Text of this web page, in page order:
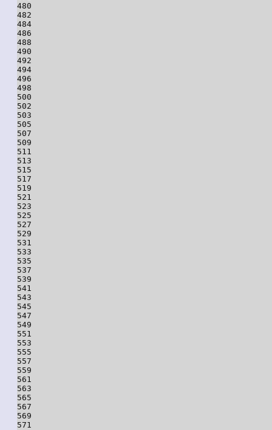
480
482
484
486
488
490
492
494
496
498
500
502
503
505
507
509
511
513
515
517
519
521
523
525
527
529
531
533
535
537
539
541
543
545
547
549
551
553
555
557
559
561
563
565
567
569
571